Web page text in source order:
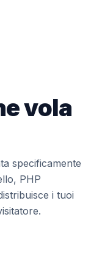
vola
specificamente
PHP
i tuoi